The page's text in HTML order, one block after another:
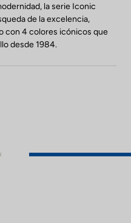
la serie Iconic
de la excelencia,
con 4 colores icónicos que
desde 1984.